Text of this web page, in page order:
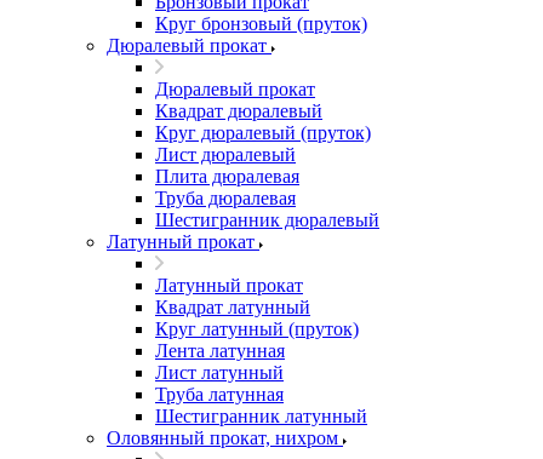
Круг бронзовый (пруток)
Дюралевый прокат
Дюралевый прокат
Квадрат дюралевый
Круг дюралевый (пруток)
Лист дюралевый
Плита дюралевая
Труба дюралевая
Шестигранник дюралевый
Латунный прокат
Латунный прокат
Квадрат латунный
Круг латунный (пруток)
Лента латунная
Лист латунный
Труба латунная
Шестигранник латунный
Оловянный прокат, нихром